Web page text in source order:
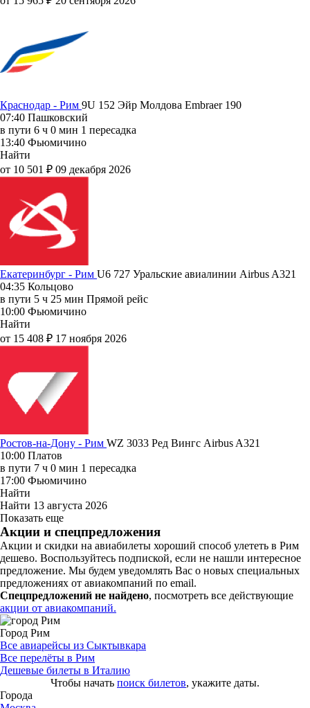
Краснодар - Рим 9U 152 Эйр Молдова Embraer 190
07:40 Пашковский
в пути 6 ч 0 мин 1 пересадка
13:40 Фьюмичино
Найти
от 10 501 ₽ 09 декабря 2026
Екатеринбург - Рим U6 727 Уральские авиалинии Airbus A321
04:35 Кольцово
в пути 5 ч 25 мин Прямой рейс
10:00 Фьюмичино
Найти
от 15 408 ₽ 17 ноября 2026
Ростов-на-Дону - Рим WZ 3033 Ред Вингс Airbus A321
10:00 Платов
в пути 7 ч 0 мин 1 пересадка
17:00 Фьюмичино
Найти
Найти 13 августа 2026
Показать еще
Акции и спецпредложения
Акции и скидки на авиабилеты хороший способ улететь в Рим
дешево. Воспользуйтесь подпиской, если не нашли интересное
предложение. Мы будем уведомлять Вас о новых специальных
предложениях от авиакомпаний по email.
Спецпредложений не найдено, посмотреть все действующие
акции от авиакомпаний.
Город Рим
Все авиарейсы из Сыктывкара
Все перелёты в Рим
Дешевые билеты в Италию
Чтобы начать поиск билетов, укажите даты.
Города